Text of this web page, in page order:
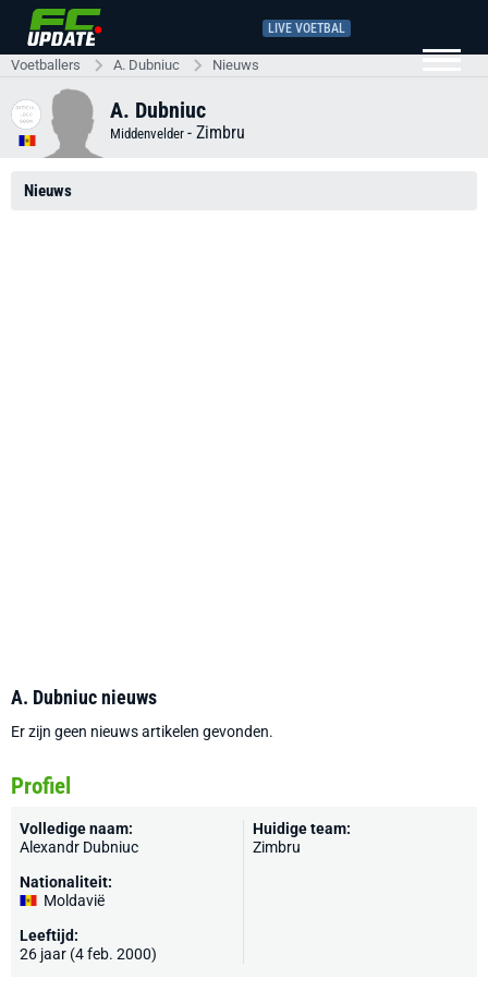
LIVE VOETBAL
Voetballers A. Dubniuc Nieuws
A. Dubniuc
Middenvelder - Zimbru
Nieuws
A. Dubniuc nieuws
Er zijn geen nieuws artikelen gevonden.
Profiel
Volledige naam:
Alexandr Dubniuc
Nationaliteit:
Moldavië
Leeftijd:
26 jaar (4 feb. 2000)
Huidige team:
Zimbru